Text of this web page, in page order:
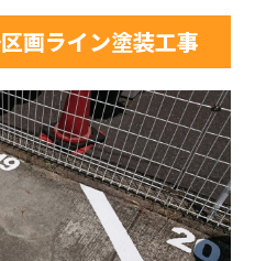
画ライン塗装工事